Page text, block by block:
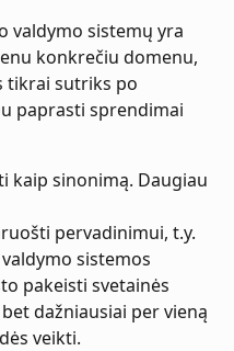
valdymo sistemų yra
konkrečiu domenu,
tikrai sutriks po
paprasti sprendimai
kaip sinonimą. Daugiau
pervadinimui, t.y.
sistemos
pakeisti svetainės
dažniausiai per vieną
veikti.